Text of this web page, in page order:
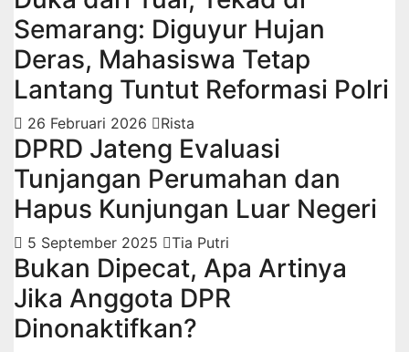
Semarang: Diguyur Hujan
Deras, Mahasiswa Tetap
Lantang Tuntut Reformasi Polri
26 Februari 2026 Rista
DPRD Jateng Evaluasi
Tunjangan Perumahan dan
Hapus Kunjungan Luar Negeri
5 September 2025 Tia Putri
Bukan Dipecat, Apa Artinya
Jika Anggota DPR
Dinonaktifkan?